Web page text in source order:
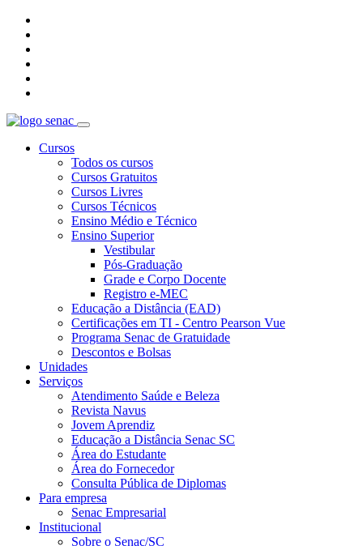
Cursos
Todos os cursos
Cursos Gratuitos
Cursos Livres
Cursos Técnicos
Ensino Médio e Técnico
Ensino Superior
Vestibular
Pós-Graduação
Grade e Corpo Docente
Registro e-MEC
Educação a Distância (EAD)
Certificações em TI - Centro Pearson Vue
Programa Senac de Gratuidade
Descontos e Bolsas
Unidades
Serviços
Atendimento Saúde e Beleza
Revista Navus
Jovem Aprendiz
Educação a Distância Senac SC
Área do Estudante
Área do Fornecedor
Consulta Pública de Diplomas
Para empresa
Senac Empresarial
Institucional
Sobre o Senac/SC